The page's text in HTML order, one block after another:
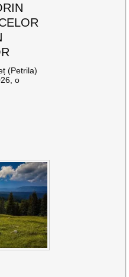
(Petrila)
o